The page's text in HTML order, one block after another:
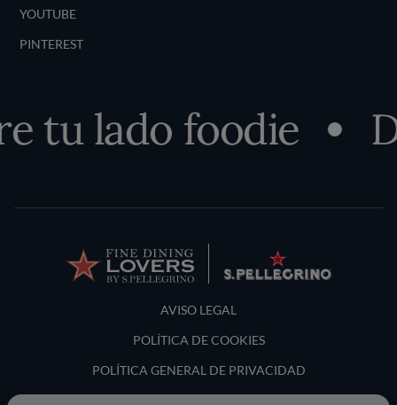
YOUTUBE
PINTEREST
tu lado foodie
Terms and Conditions
AVISO LEGAL
POLÍTICA DE COOKIES
POLÍTICA GENERAL DE PRIVACIDAD